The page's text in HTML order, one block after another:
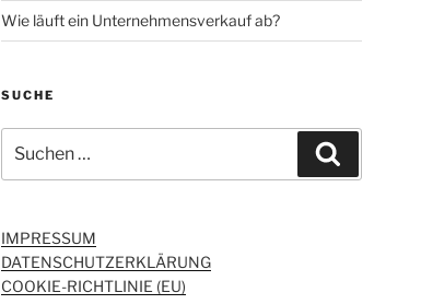
Wie läuft ein Unternehmensverkauf ab?
SUCHE
nach:
IMPRESSUM
DATENSCHUTZERKLÄRUNG
COOKIE-RICHTLINIE (EU)